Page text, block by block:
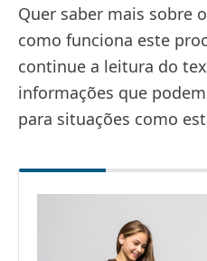
Quer saber mais sobre
como funciona este
continue a leitura do
informações que
para situações como